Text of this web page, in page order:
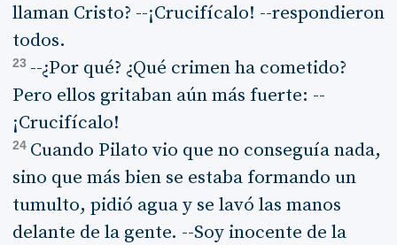
llaman Cristo? --¡Crucifícalo! --respondieron
todos.
23 --¿Por qué? ¿Qué crimen ha cometido?
Pero ellos gritaban aún más fuerte: --
¡Crucifícalo!
24 Cuando Pilato vio que no conseguía nada,
sino que más bien se estaba formando un
tumulto, pidió agua y se lavó las manos
delante de la gente. --Soy inocente de la